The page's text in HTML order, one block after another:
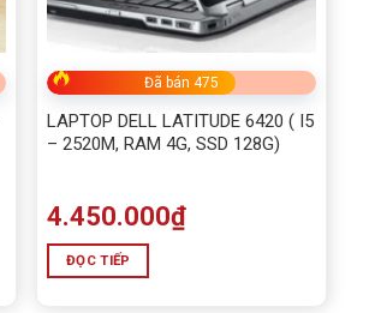
Đã bán 475
LAPTOP DELL LATITUDE 6420 ( I5
– 2520M, RAM 4G, SSD 128G)
4.450.000₫
ĐỌC TIẾP